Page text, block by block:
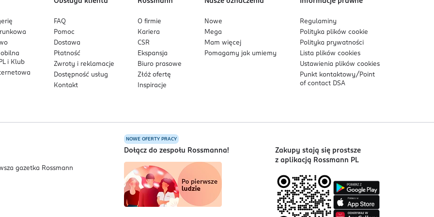
i Klub
FAQ
Pomoc
Dostawa
Płatność
Zwroty i reklamacje
Dostępność usług
Kontakt
O firmie
Kariera
CSR
Ekspansja
Biuro prasowe
Złóż ofertę
Inspiracje
Nowe
Mega
Mam więcej
Pomagamy jak umiemy
Regulaminy
Polityka plikówcookie
Polityka prywatności
Lista plikówcookies
Ustawienia plikówcookies
Punkt kontaktowy/ Point
of contact DSA
NOWE OFERTY PRACY
Dołącz do zespołu Rossmanna!
Zakupy stają się prostsze
z aplikacją Rossmann PL